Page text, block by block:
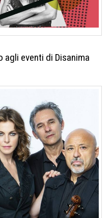
eventi di Disanima